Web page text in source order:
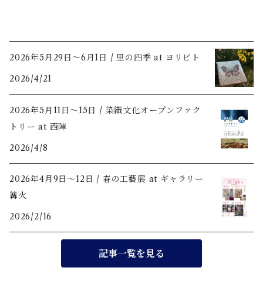
2026年5月29日〜6月1日 / 里の四季 at ヨリビト
2026/4/21
2026年5月11日〜15日 / 染織文化オープンファク
トリー at 西陣
2026/4/8
2026年4月9日〜12日 / 春の工藝展 at ギャラリー
篝火
2026/2/16
記事一覧を見る